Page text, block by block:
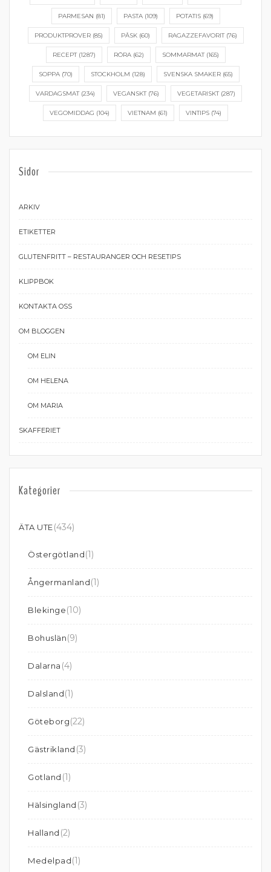
PARMESAN (81) PASTA(109) POTATIS(69)
PRODUKTPROVER(85) PÅSK(60) RAGAZZEFAVORIT(76)
RECEPT(1287) RÖRA(62) SOMMARMAT(165)
SOPPA(70) STOCKHOLM (128) SVENSKA SMAKER(65)
VARDAGSMAT(234) VEGANSKT(76) VEGETARISKT(287)
VEGOMIDDAG (104) VIETNAM (61) VINTIPS (74)
Sidor
ARKIV
ETIKETTER
GLUTENFRITT – RESTAURANGER OCH RESETIPS
KLIPPBOK
KONTAKTA OSS
OM BLOGGEN
OM ELIN
OM HELENA
OM MARIA
SKAFFERIET
Kategorier
ÄTA UTE(434)
Östergötland(1)
Ångermanland(1)
Blekinge(10)
Bohuslän(9)
Dalarna (4)
Dalsland(1)
Göteborg(22)
Gästrikland (3)
Gotland (1)
Hälsingland (3)
Halland (2)
Medelpad(1)